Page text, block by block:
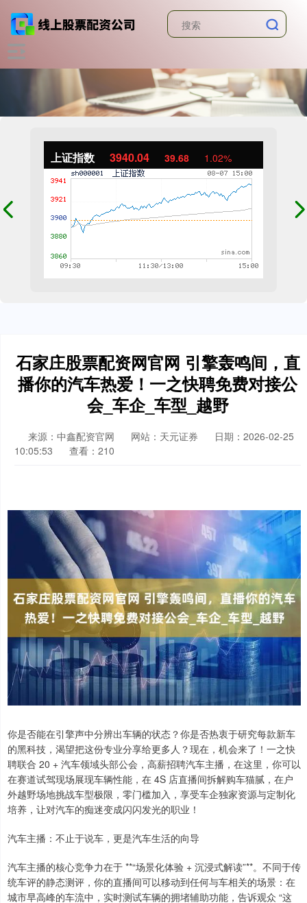
上证指数 3940.04 39.68 1.02%
石家庄股票配资网官网 引擎轰鸣间，直
播你的汽车热爱！一之快聘免费对接公
会_车企_车型_越野
来源：中鑫配资官网 网站：天元证券
日期：2026-02-25
10:05:53
查看：210
你是否能在引擎声中分辨出车辆的状态？你是否热衷于研究每款新车
的黑科技，渴望把这份专业分享给更多人？现在，机会来了！一之快
聘联合 20 + 汽车领域头部公会，高薪招聘汽车主播，在这里，你可以
在赛道试驾现场展现车辆性能，在 4S 店直播间拆解购车猫腻，在户
外越野场地挑战车型极限，零门槛加入，享受车企独家资源与定制化
培养，让对汽车的痴迷变成闪闪发光的职业！
汽车主播：不止于说车，更是汽车生活的向导
汽车主播的核心竞争力在于 **“场景化体验 + 沉浸式解读”**。不同于传
统车评的静态测评，你的直播间可以移动到任何与车相关的场景：在
城市早高峰的车流中，实时测试车辆的拥堵辅助功能，告诉观众 “这